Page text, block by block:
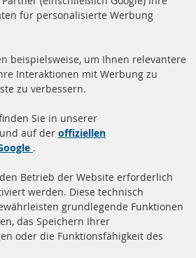
16 Uhr
Kundenservice
Über uns
Versandkosten
Kontakt
Vertrag widerrufen
für personalisierte Werbung
beispielsweise, um Ihnen relevantere
Interaktionen mit Werbung zu
zu verbessern.
Sie in unserer
und auf der offiziellen
.
Betrieb der Website erforderlich
werden. Diese technisch
grundlegende Funktionen
das Speichern Ihrer
oder die Funktionsfähigkeit des